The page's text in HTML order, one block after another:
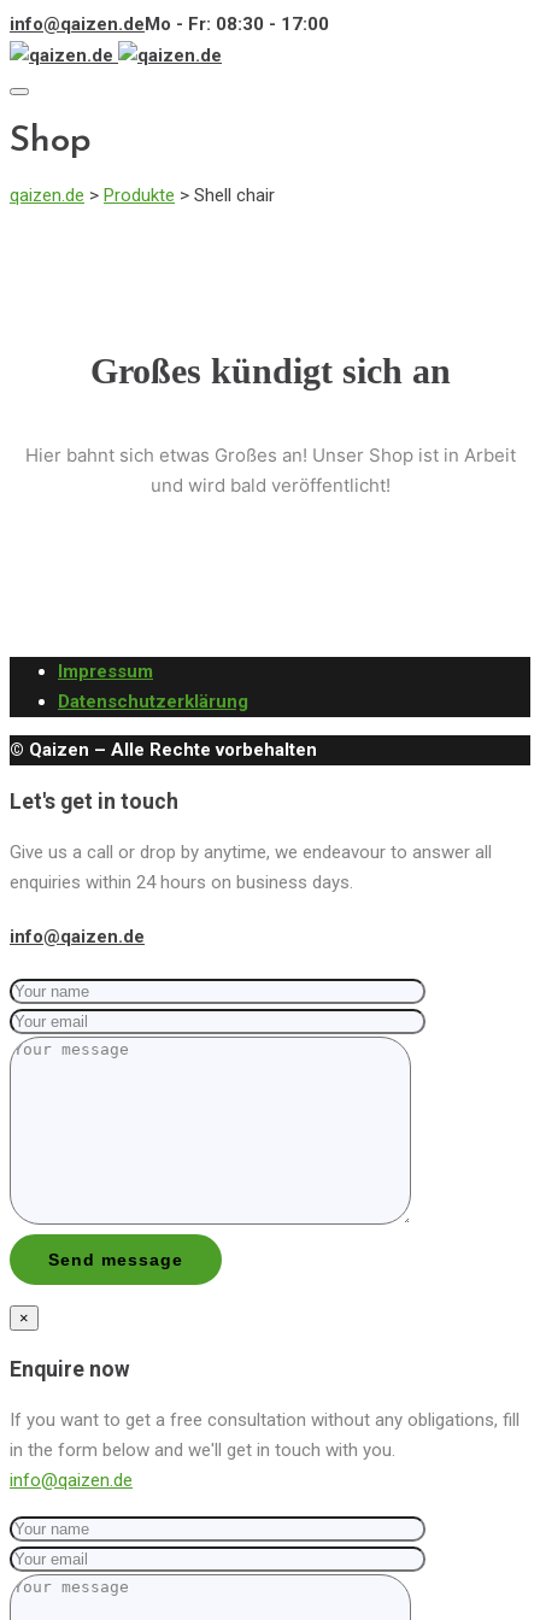
info@qaizen.deMo - Fr: 08:30 - 17:00
Toggle
Shop
qaizen.de > Produkte > Shell chair
Großes kündigt sich an
Hier bahnt sich etwas Großes an! Unser Shop ist in Arbeit
und wird bald veröffentlicht!
Impressum
Datenschutzerklärung
© Qaizen – Alle Rechte vorbehalten
Let's get in touch
Give us a call or drop by anytime, we endeavour to answer all
enquiries within 24 hours on business days.
info@qaizen.de
×
Enquire now
If you want to get a free consultation without any obligations, fill
in the form below and we'll get in touch with you.
info@qaizen.de